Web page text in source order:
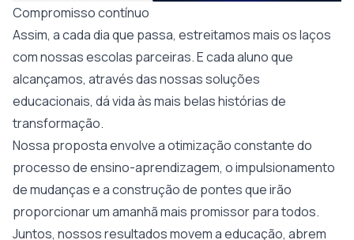
Compromisso contínuo
Assim, a cada dia que passa, estreitamos mais os laços
com nossas escolas parceiras. E cada aluno que
alcançamos, através das nossas soluções
educacionais, dá vida às mais belas histórias de
transformação.
Nossa proposta envolve a otimização constante do
processo de ensino-aprendizagem, o impulsionamento
de mudanças e a construção de pontes que irão
proporcionar um amanhã mais promissor para todos.
Juntos, nossos resultados movem a educação, abrem